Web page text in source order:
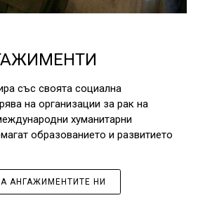
със своята социална
на организации за рак на
хуманитарни
образованието и развитието
АНГАЖИМЕНТИТЕ НИ